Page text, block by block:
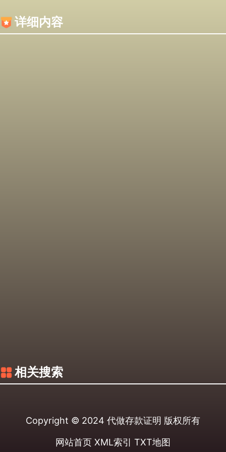
详细内容
相关搜索
Copyright © 2024 代做存款证明 版权所有
网站首页 XML索引 TXT地图